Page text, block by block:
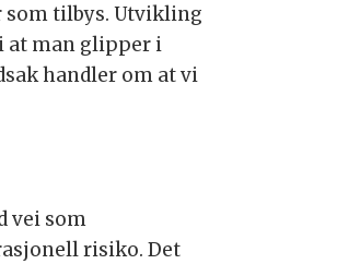
som tilbys. Utvikling
at man glipper i
handler om at vi
vei som
risiko. Det